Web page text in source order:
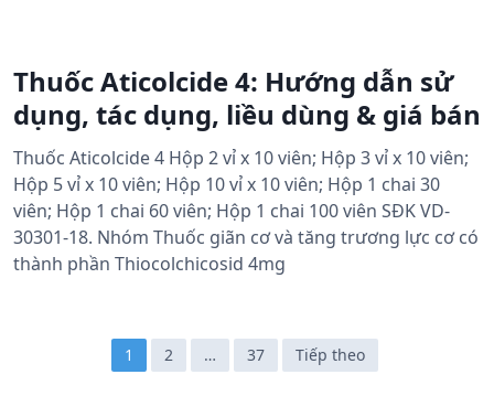
Thuốc Aticolcide 4: Hướng dẫn sử
dụng, tác dụng, liều dùng & giá bán
Thuốc Aticolcide 4 Hộp 2 vỉ x 10 viên; Hộp 3 vỉ x 10 viên;
Hộp 5 vỉ x 10 viên; Hộp 10 vỉ x 10 viên; Hộp 1 chai 30
viên; Hộp 1 chai 60 viên; Hộp 1 chai 100 viên SĐK VD-
30301-18. Nhóm Thuốc giãn cơ và tăng trương lực cơ có
thành phần Thiocolchicosid 4mg
1 2 … 37 Tiếp theo